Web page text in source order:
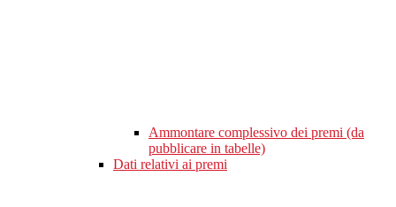
Ammontare complessivo dei premi (da
pubblicare in tabelle)
Dati relativi ai premi